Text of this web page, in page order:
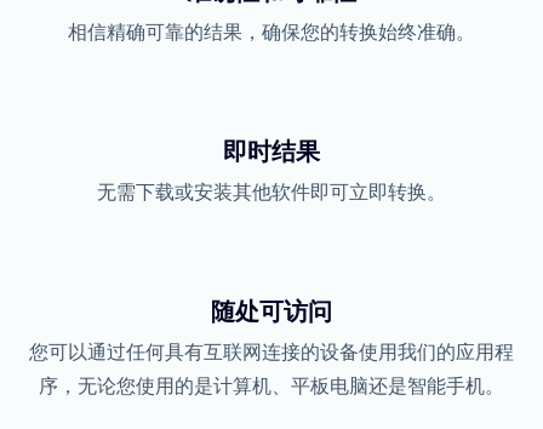
相信精确可靠的结果，确保您的转换始终准确。
即时结果
无需下载或安装其他软件即可立即转换。
随处可访问
您可以通过任何具有互联网连接的设备使用我们的应用程
序，无论您使用的是计算机、平板电脑还是智能手机。